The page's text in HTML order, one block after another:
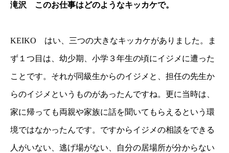
滝沢 このお仕事はどのようなキッカケで。
KEIKO はい、三つの大きなキッカケがありました。ま
ず１つ目は、幼少期、小学３年生の頃にイジメに遭った
ことです。それが同級生からのイジメと、担任の先生か
らのイジメというものがあったんですね。更に当時は、
家に帰っても両親や家族に話を聞いてもらえるという環
境ではなかったんです。ですからイジメの相談をできる
人がいない、逃げ場がない、自分の居場所が分からない